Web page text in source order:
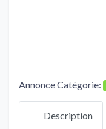
Annonce Catégorie:
Description